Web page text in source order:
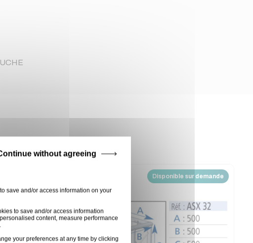
Disponible sur demande
save and/or access information on your
to save and/or access information
content, measure performance
your preferences at any time by clicking
without agreeing